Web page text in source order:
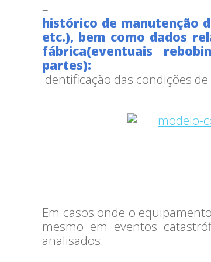
–
histórico de manutenção
etc.), bem como dados
fábrica(eventuais
partes):
dentificação das condições
Em casos onde o
mesmo em eventos
analisados: